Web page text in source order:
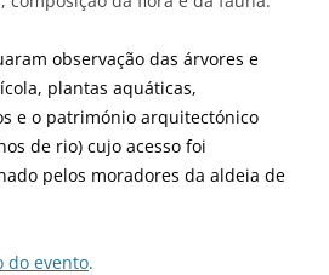
observação das árvores e
plantas aquáticas,
e o património arquitectónico
de rio) cujo acesso foi
pelos moradores da aldeia de
do evento.